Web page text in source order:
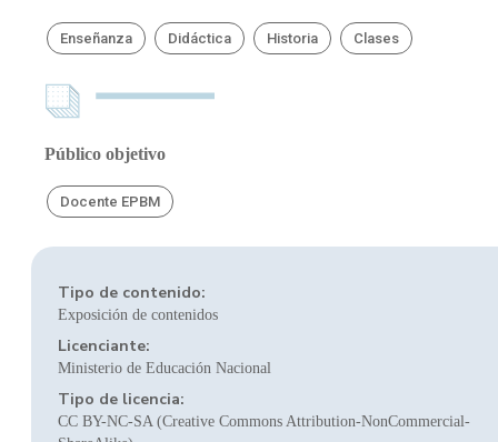
Enseñanza Didáctica Historia Clases
Público objetivo
Docente EPBM
Tipo de contenido:
Exposición de contenidos
Licenciante:
Ministerio de Educación Nacional
Tipo de licencia:
CC BY-NC-SA (Creative Commons Attribution-NonCommercial-